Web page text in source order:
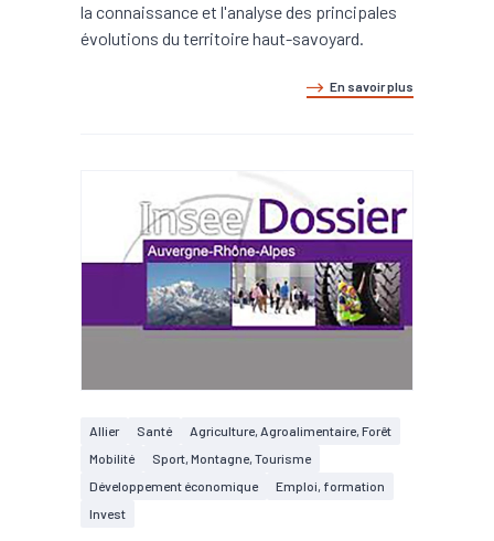
la connaissance et l'analyse des principales
évolutions du territoire haut-savoyard.
En savoir plus
Allier Santé
Agriculture, Agroalimentaire, Forêt
Mobilité
Sport, Montagne, Tourisme
Développement économique
Emploi, formation
Invest